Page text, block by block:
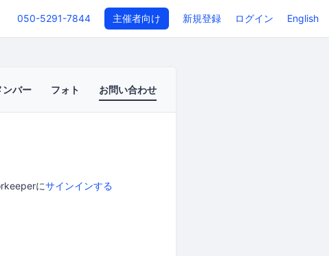
050-5291-7844 主催者向け 新規登録 ログイン English
ンバー フォト お問い合わせ
にサインインする